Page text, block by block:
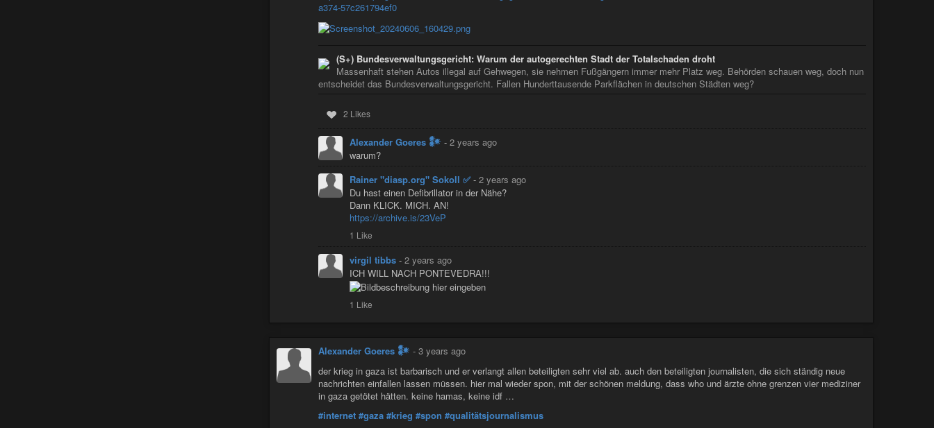
a374-57c261794ef0
(S+) Bundesverwaltungsgericht: Warum der autogerechten Stadt der Totalschaden droht
Massenhaft stehen Autos illegal auf Gehwegen, sie nehmen Fußgängern immer mehr Platz weg. Behörden schauen weg, doch nun
entscheidet das Bundesverwaltungsgericht. Fallen Hunderttausende Parkflächen in deutschen Städten weg?
2 Likes
Alexander Goeres 𒀯 - 2 years ago
warum?
Rainer "diasp​.org" Sokoll ✅ - 2 years ago
Du hast einen Defibrillator in der Nähe?
Dann KLICK. MICH. AN!
https://archive.is/23VeP
1 Like
virgil tibbs - 2 years ago
ICH WILL NACH PONTEVEDRA!!!
1 Like
Alexander Goeres 𒀯 - 3 years ago
der krieg in gaza ist barbarisch und er verlangt allen beteiligten sehr viel ab. auch den beteiligten journalisten, die sich ständig neue
nachrichten einfallen lassen müssen. hier mal wieder spon, mit der schönen meldung, dass who und ärzte ohne grenzen vier mediziner
in gaza getötet hätten. keine hamas, keine idf …
#internet #gaza #krieg #spon #qualitätsjournalismus